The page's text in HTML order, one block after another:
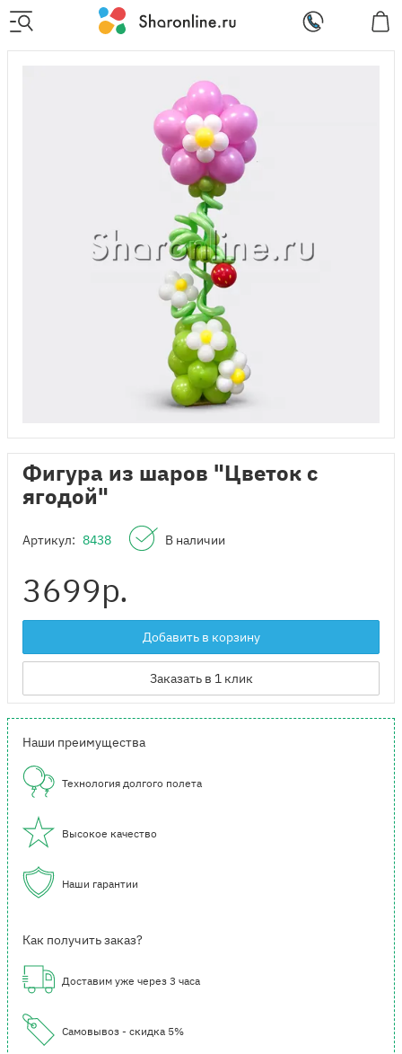
Фигура из шаров "Цветок с
ягодой"
Артикул: 8438 В наличии
3699р.
Добавить в корзину
Заказать в 1 клик
Наши преимущества
Технология долгого полета
Высокое качество
Наши гарантии
Как получить заказ?
Доставим уже через 3 часа
Самовывоз - скидка 5%